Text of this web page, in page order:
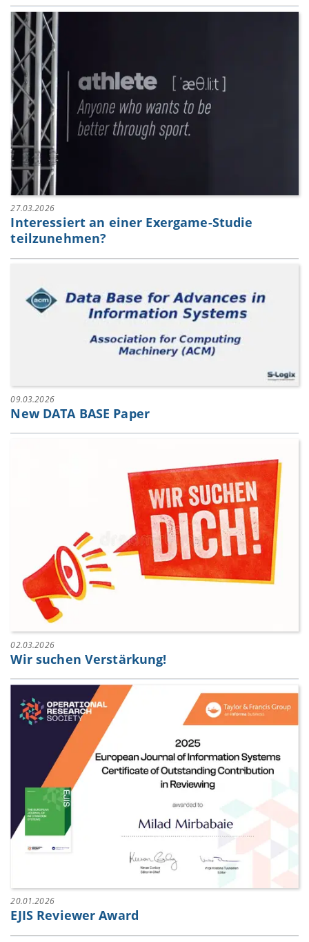
27.03.2026
Interessiert an einer Exergame-Studie
teilzunehmen?
09.03.2026
New DATA BASE Paper
02.03.2026
Wir suchen Verstärkung!
20.01.2026
EJIS Reviewer Award